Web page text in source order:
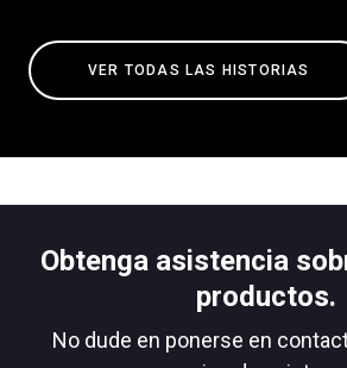
VER TODAS LAS HISTORIAS
Obtenga asistencia
productos.
No dude en ponerse en
Group
Historia
Nuestros laboratorios